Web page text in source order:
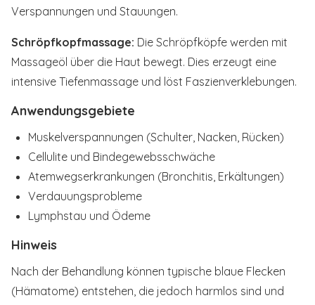
Verspannungen und Stauungen.
Schröpfkopfmassage: Die Schröpfköpfe werden mit
Massageöl über die Haut bewegt. Dies erzeugt eine
intensive Tiefenmassage und löst Faszienverklebungen.
Anwendungsgebiete
Muskelverspannungen (Schulter, Nacken, Rücken)
Cellulite und Bindegewebsschwäche
Atemwegserkrankungen (Bronchitis, Erkältungen)
Verdauungsprobleme
Lymphstau und Ödeme
Hinweis
Nach der Behandlung können typische blaue Flecken
(Hämatome) entstehen, die jedoch harmlos sind und